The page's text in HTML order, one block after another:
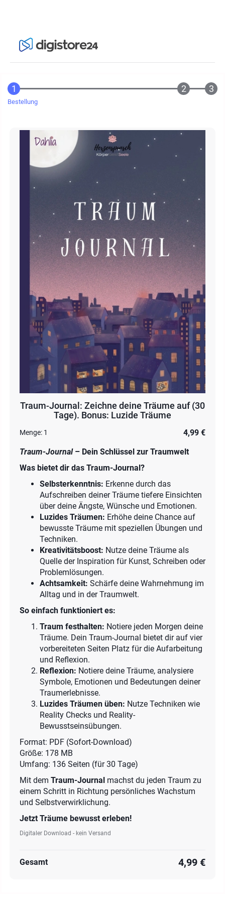
Bestellung
Traum-Journal: Zeichne deine Träume auf (30
Tage). Bonus: Luzide Träume
Menge: 1
4,99 €
Traum-Journal– Dein Schlüssel zur Traumwelt
Was bietet dir das Traum-Journal?
Selbsterkenntnis: Erkenne durch das
Aufschreiben deiner Träume tiefere Einsichten
über deine Ängste, Wünsche und Emotionen.
Luzides Träumen: Erhöhe deine Chance auf
bewusste Träume mit speziellen Übungen und
Techniken.
Kreativitätsboost: Nutze deine Träume als
Quelle der Inspiration für Kunst, Schreiben oder
Problemlösungen.
Achtsamkeit: Schärfe deine Wahrnehmung im
Alltag und in der Traumwelt.
So einfach funktioniert es:
Traum festhalten: Notiere jeden Morgen deine
Träume. Dein Traum-Journal bietet dir auf vier
vorbereiteten Seiten Platz für die Aufarbeitung
und Reflexion.
Reflexion: Notiere deine Träume, analysiere
Symbole, Emotionen und Bedeutungen deiner
Traumerlebnisse.
Luzides Träumen üben: Nutze Techniken wie
Reality Checks und Reality-
Bewusstseinsübungen.
Format: PDF (Sofort-Download)
Größe: 178 MB
Umfang: 136 Seiten (für 30 Tage)
Mit dem Traum-Journal machst du jeden Traum zu
einem Schritt in Richtung persönliches Wachstum
und Selbstverwirklichung.
Jetzt Träume bewusst erleben!
Digitaler Download - kein Versand
Gesamt 4,99 €